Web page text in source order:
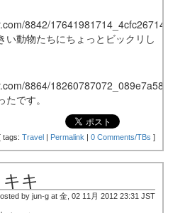
い動物たちにちょっとビックリし
です。
tags: Travel | Permalink | 0 Comments/TBs ]
キ
by jun-g at 金, 02 11月 2012 23:31 JST